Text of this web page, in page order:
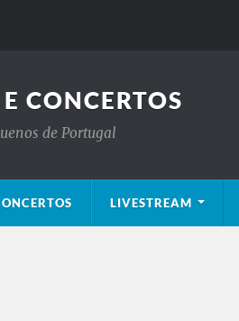
CONCERTOS
de Portugal
LIVESTREAM